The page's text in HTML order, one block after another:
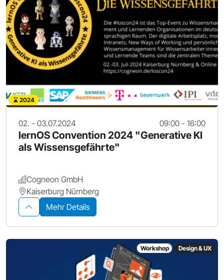
2024
02. - 03.07.2024 09:00 - 16:00
lernOS Convention 2024 "Generative KI
als Wissensgefährte"
Cogneon GmbH
Kaiserburg Nürnberg
Mehr Details
Workshop Design & UX